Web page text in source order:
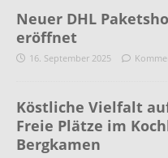
Neuer DHL
eröffnet
16. September 2025
Köstliche Vielfalt
Freie Plätze im
Bergkamen